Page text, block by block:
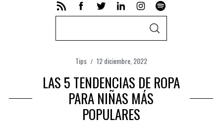
c
h
S
Tips 12 diciembre, 2022
LAS 5 TENDENCIAS DE ROPA
PARA NIÑAS MÁS
POPULARES